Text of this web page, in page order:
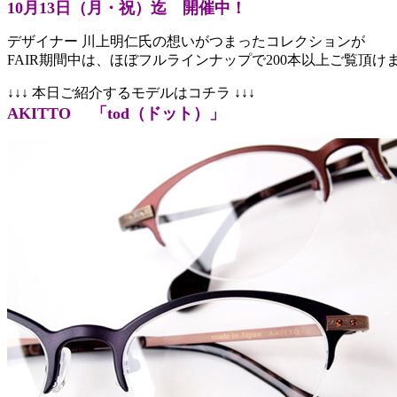
10月13日（月・祝）迄 開催中！
デザイナー 川上明仁氏の想いがつまったコレクションが
FAIR期間中は、ほぼフルラインナップで200本以上ご覧頂け
↓↓↓ 本日ご紹介するモデルはコチラ ↓↓↓
AKITTO 「tod（ドット）」